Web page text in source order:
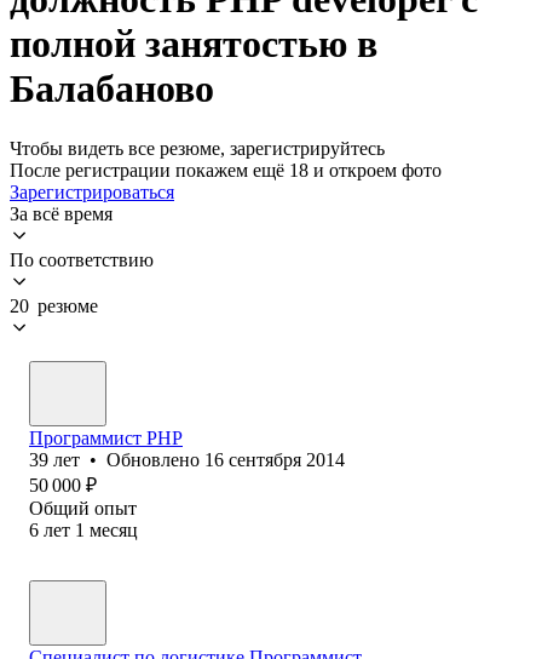
полной занятостью в
Балабаново
Чтобы видеть все резюме, зарегистрируйтесь
После регистрации покажем ещё 18 и откроем фото
Зарегистрироваться
За всё время
По соответствию
20 резюме
Программист PHP
39 лет • Обновлено 16 сентября 2014
50 000 ₽
Общий опыт
6 лет 1 месяц